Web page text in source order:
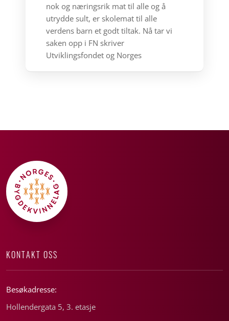
nok og næringsrik mat til alle og å
utrydde sult, er skolemat til alle
verdens barn et godt tiltak. Nå tar vi
saken opp i FN skriver
Utviklingsfondet og Norges
KONTAKT OSS
Besøkadresse:
Hollendergata 5, 3. etasje